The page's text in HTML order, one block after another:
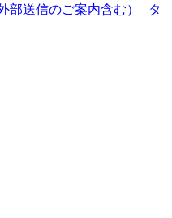
部送信のご案内含む） | タ